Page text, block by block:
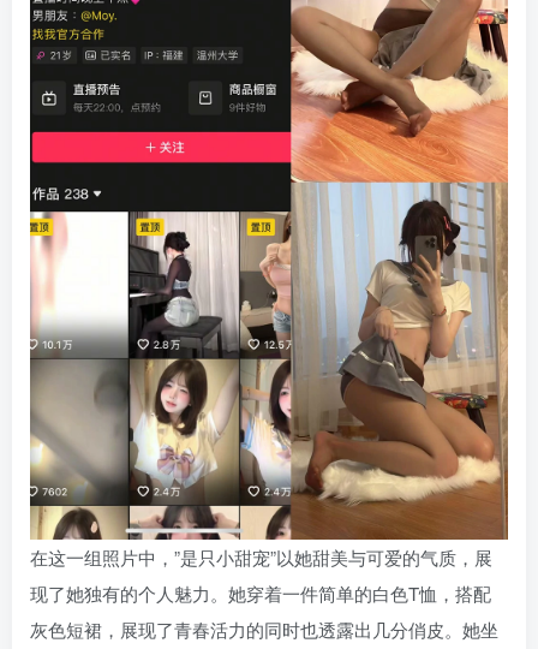
在这一组照片中，”是只小甜宠”以她甜美与可爱的气质，展
现了她独有的个人魅力。她穿着一件简单的白色T恤，搭配
灰色短裙，展现了青春活力的同时也透露出几分俏皮。她坐